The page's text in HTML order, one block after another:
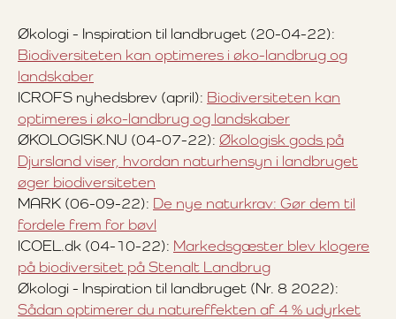
Økologi - Inspiration til landbruget (20-04-22):
Biodiversiteten kan optimeres i øko-landbrug og
landskaber
ICROFS nyhedsbrev (april): Biodiversiteten kan
optimeres i øko-landbrug og landskaber
ØKOLOGISK.NU (04-07-22): Økologisk gods på
Djursland viser, hvordan naturhensyn i landbruget
øger biodiversiteten
MARK (06-09-22): De nye naturkrav: Gør dem til
fordele frem for bøvl
ICOEL.dk (04-10-22): Markedsgæster blev klogere
på biodiversitet på Stenalt Landbrug
Økologi - Inspiration til landbruget (Nr. 8 2022):
Sådan optimerer du natureffekten af 4 % udyrket